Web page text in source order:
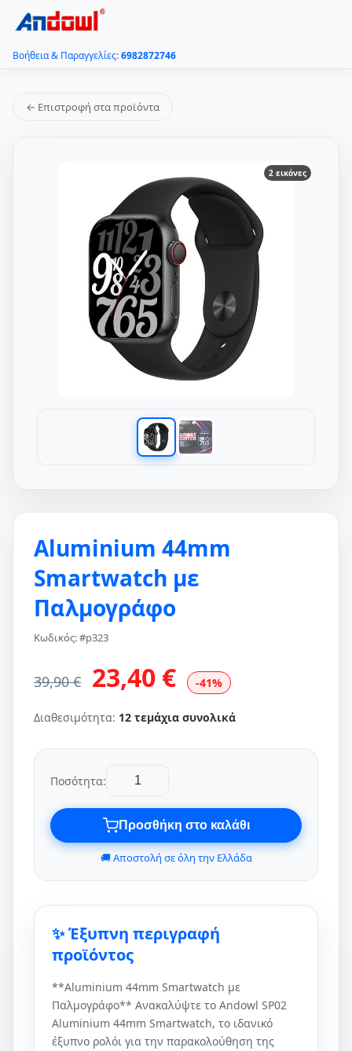
Βοήθεια & Παραγγελίες:6982872746
← Επιστροφή στα προϊόντα
2 εικόνες
Aluminium 44mm
Smartwatch με
Παλμογράφο
Κωδικός: #p323
39,90 € 23,40 € -41%
Διαθεσιμότητα: 12 τεμάχια συνολικά
Ποσότητα:
Προσθήκη στο καλάθι
🚚 Αποστολή σε όλη την Ελλάδα
✨ Έξυπνη περιγραφή
προϊόντος
**Aluminium 44mm Smartwatch με
Παλμογράφο** Ανακαλύψτε το Andowl SP02
Aluminium 44mm Smartwatch, το ιδανικό
έξυπνο ρολόι για την παρακολούθηση της